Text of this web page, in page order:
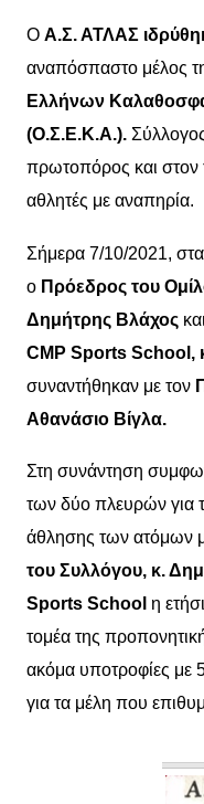
Ο Α.Σ. ΑΤΛΑΣ
αναπόσπαστο μέλος
Ελλήνων
(Ο.Σ.Ε.Κ.Α.).
πρωτοπόρος και στον
αθλητές με αναπηρία.
Σήμερα 7/10/2021,
ο Πρόεδρος του
Δημήτρης Βλάχος
CMP Sports School ,
συναντήθηκαν με τον
Αθανάσιο Βίγλα.
Στη συνάντηση
των δύο πλευρών για
άθλησης των ατόμων
του Συλλόγου, κ.
Sports School η
τομέα της
ακόμα υποτροφίες με
για τα μέλη που